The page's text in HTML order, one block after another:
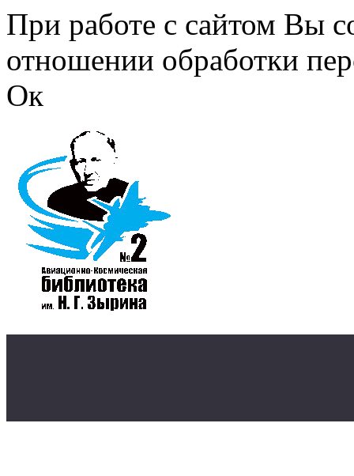
Перейти к основному содержанию
При работе с сайтом Вы
отношении обработки
Ок